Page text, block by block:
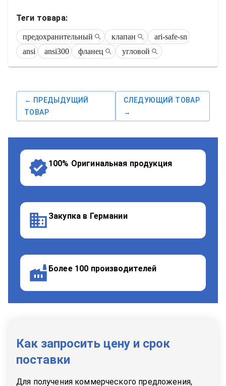
Теги товара:
предохранительный клапан
ari-safe-sn
ansi
ansi300 фланец угловой
← ПРЕДЫДУЩИЙ
ТОВАР
СЛЕДУЮЩИЙ ТОВАР
→
100% Оригинальная продукция
Закупка в Германии
Более 100 производителей
Как запросить цену и срок
поставки
Для получения коммерческого предложения,